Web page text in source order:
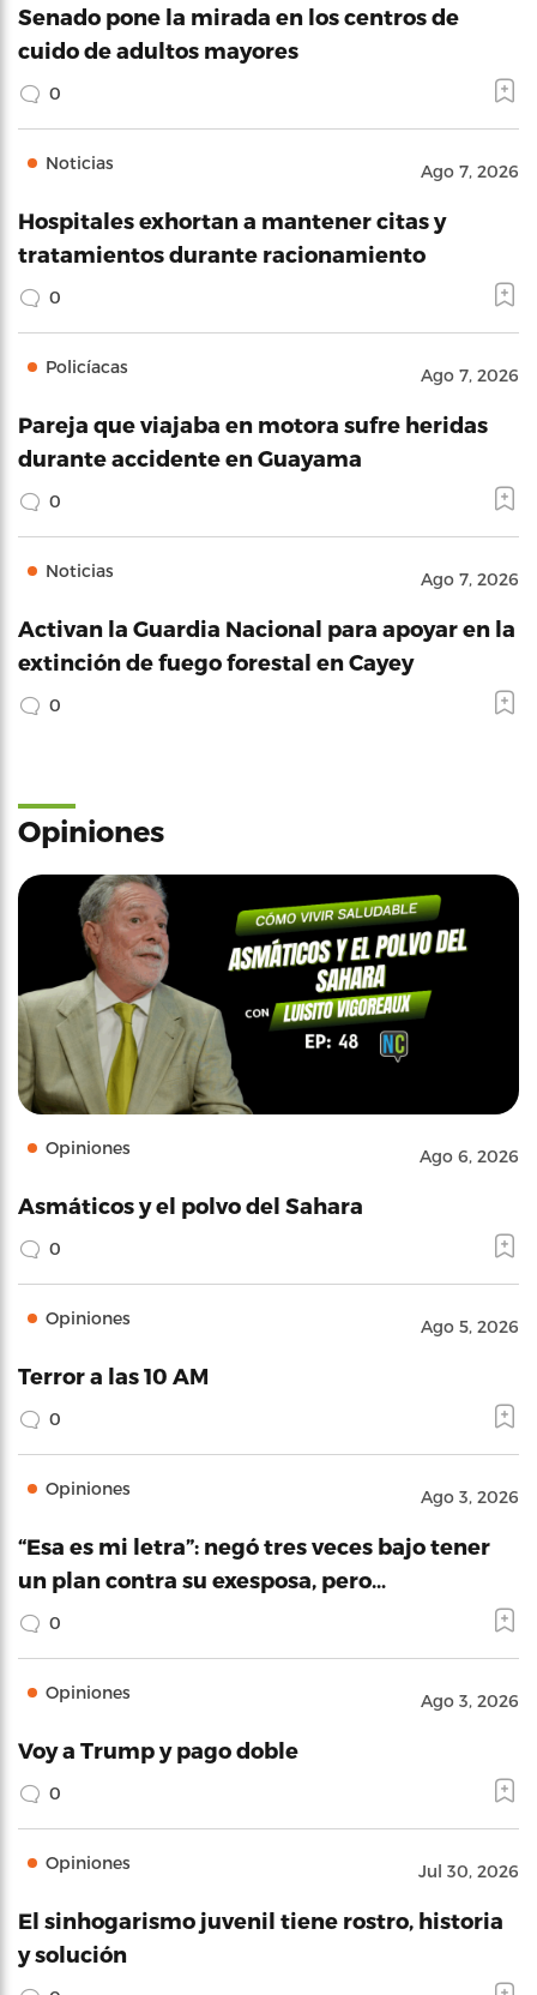
Senado pone la mirada en los centros de
cuido de adultos mayores
0
Noticias Ago 7, 2026
Hospitales exhortan a mantener citas y
tratamientos durante racionamiento
0
Policíacas Ago 7, 2026
Pareja que viajaba en motora sufre heridas
durante accidente en Guayama
0
Noticias Ago 7, 2026
Activan la Guardia Nacional para apoyar en la
extinción de fuego forestal en Cayey
0
Opiniones
Opiniones Ago 6, 2026
Asmáticos y el polvo del Sahara
0
Opiniones Ago 5, 2026
Terror a las 10 AM
0
Opiniones Ago 3, 2026
“Esa es mi letra”: negó tres veces bajo tener
un plan contra su exesposa, pero…
0
Opiniones Ago 3, 2026
Voy a Trump y pago doble
0
Opiniones Jul 30, 2026
El sinhogarismo juvenil tiene rostro, historia
y solución